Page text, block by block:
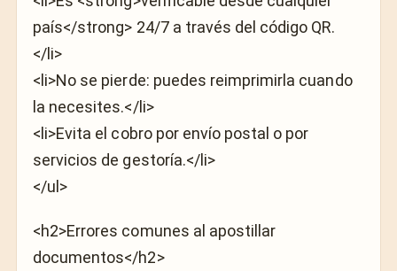
país</strong> 24/7 a través del código QR.
</li>
<li>No se pierde: puedes reimprimirla cuando
la necesites.</li>
<li>Evita el cobro por envío postal o por
servicios de gestoría.</li>
</ul>
<h2>Errores comunes al apostillar
documentos</h2>